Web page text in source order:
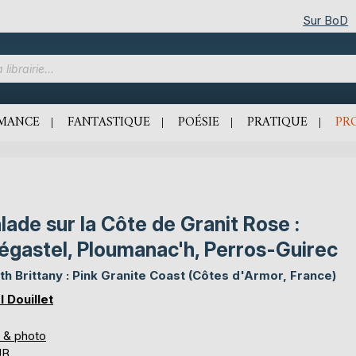
Sur BoD
FANTASTIQUE POÉSIE PRATIQUE
sur la Côte de Granit Rose :
Ploumanac'h, Perros-Guirec
Brittany : Pink Granite Coast (Côtes d'Armor, France)
Douillet
& photo